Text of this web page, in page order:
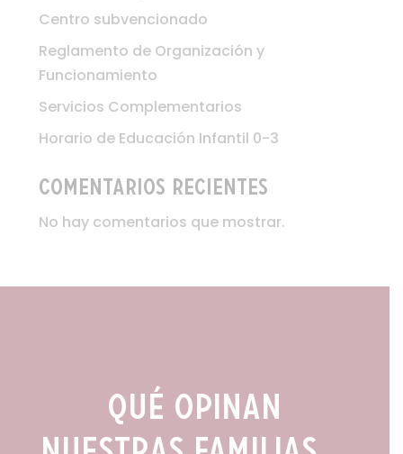
Centro subvencionado
Reglamento de Organización y
Funcionamiento
Servicios Complementarios
Horario de Educación Infantil 0-3
Comentarios recientes
No hay comentarios que mostrar.
qué opinan